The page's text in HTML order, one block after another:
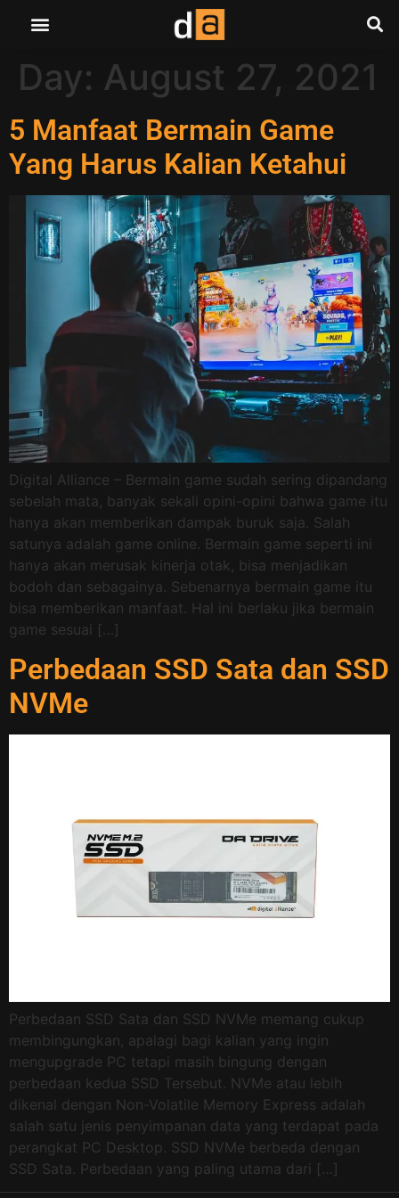
Day: August 27, 2021
5 Manfaat Bermain Game
Yang Harus Kalian Ketahui
Digital Alliance – Bermain game sudah sering dipandang
sebelah mata, banyak sekali opini-opini bahwa game itu
hanya akan memberikan dampak buruk saja. Salah
satunya adalah game online. Bermain game seperti ini
hanya akan merusak kinerja otak, bisa menjadikan
bodoh dan sebagainya. Sebenarnya bermain game itu
bisa memberikan manfaat. Hal ini berlaku jika bermain
game sesuai […]
Perbedaan SSD Sata dan SSD
NVMe
Perbedaan SSD Sata dan SSD NVMe memang cukup
membingungkan, apalagi bagi kalian yang ingin
mengupgrade PC tetapi masih bingung dengan
perbedaan kedua SSD Tersebut. NVMe atau lebih
dikenal dengan Non-Volatile Memory Express adalah
salah satu jenis penyimpanan data yang terdapat pada
perangkat PC Desktop. SSD NVMe berbeda dengan
SSD Sata. Perbedaan yang paling utama dari […]